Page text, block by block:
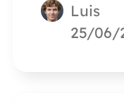
de vídeos
datos de
Luis
25/06/